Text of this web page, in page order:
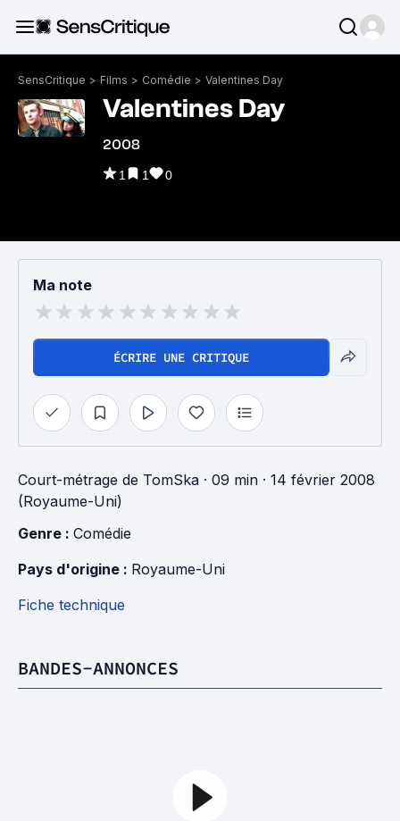
SensCritique > Films > Comédie > Valentines Day
Valentines Day
2008
1 1 0
Ma note
ÉCRIRE UNE CRITIQUE
Court-métrage de TomSka · 09 min · 14 février 2008
(Royaume-Uni)
Genre : Comédie
Pays d'origine : Royaume-Uni
Fiche technique
BANDES-ANNONCES